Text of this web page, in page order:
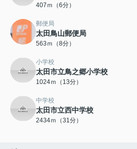
407ｍ（6分）
郵便局
太田鳥山郵便局
563ｍ（8分）
小学校
太田市立鳥之郷小学校
1024ｍ（13分）
中学校
太田市立西中学校
2434ｍ（31分）